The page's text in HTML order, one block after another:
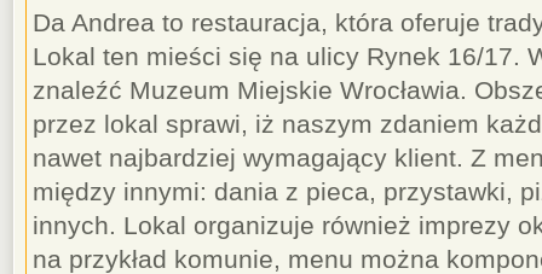
Da Andrea to restauracja, która oferuje
Lokal ten mieści się na ulicy Rynek 16/17.
znaleźć Muzeum Miejskie Wrocławia.
przez lokal sprawi, iż naszym zdaniem
nawet najbardziej wymagający klient. Z
między innymi: dania z pieca, przystawki,
innych. Lokal organizuje również imprezy
na przykład komunie, menu można